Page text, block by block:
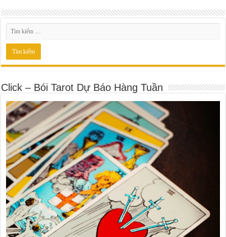
Click – Bói Tarot Dự Báo Hàng Tuần